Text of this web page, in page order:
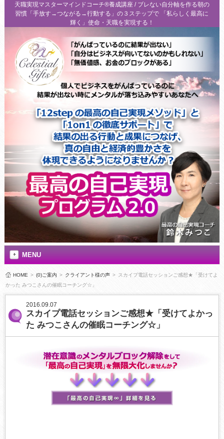
天職実現マスターマインドコーチ®養成講座 / ブレない自分軸を作る朝の
習慣「手放す→つながる→行動する」の３ステップで 「私らしく最高に
輝く」使命・天職を実現する！
MENU
HOME > (0)ご案内 > クライアント様の声 >
スカイプ電話セッションご感想★「受けてよ
かった みつこさんの催眠コーチング☆」
2016.09.07
スカイプ電話セッションご感想★「受けてよかっ
た みつこさんの催眠コーチング☆」